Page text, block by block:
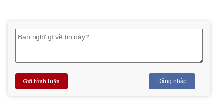
Gửi bình luận Đăng nhập